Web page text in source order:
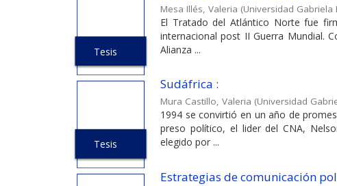
Tesis
Mesa Illés, Valeria (Universidad Gabriela
El Tratado del Atlántico Norte fue
internacional post II Guerra Mundial.
Alianza ...
Tesis
Sudáfrica :
Mura Castillo, Valeria (Universidad
1994 se convirtió en un año de
preso político, el lider del CNA,
elegido por ...
Estrategias de comunicación